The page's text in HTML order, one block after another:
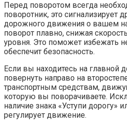
Перед поворотом всегда
поворотник, это сигнализирует
дорожного движения о вашем
поворот плавно, снижая
уровня. Это поможет избежать
обеспечит безопасность.
Если вы находитесь на главной
повернуть направо на
транспортным средствам,
которую вы поворачиваете.
наличие знака «Уступи дорогу»
регулирует движение.